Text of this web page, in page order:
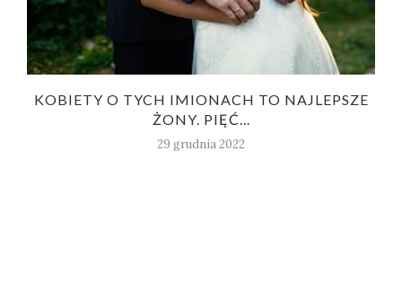
KOBIETY O TYCH IMIONACH TO NAJLEPSZE
ŻONY. PIĘĆ...
29 grudnia 2022